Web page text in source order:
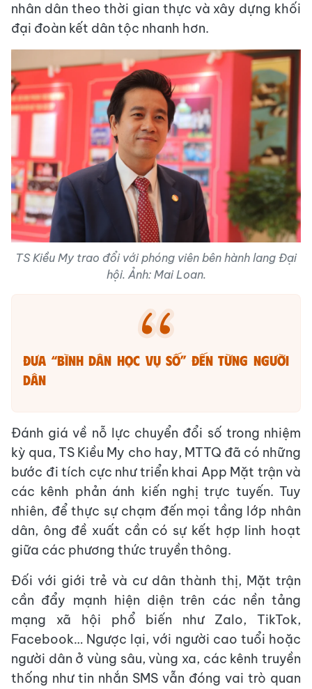
nhân dân theo thời gian thực và xây dựng khối
đại đoàn kết dân tộc nhanh hơn.
TS Kiều My trao đổi với phóng viên bên hành lang Đại
hội. Ảnh: Mai Loan.
Đưa “bình dân học vụ số” đến từng người
dân
Đánh giá về nỗ lực chuyển đổi số trong nhiệm
kỳ qua, TS Kiều My cho hay, MTTQ đã có những
bước đi tích cực như triển khai App Mặt trận và
các kênh phản ánh kiến nghị trực tuyến. Tuy
nhiên, để thực sự chạm đến mọi tầng lớp nhân
dân, ông đề xuất cần có sự kết hợp linh hoạt
giữa các phương thức truyền thông.
Đối với giới trẻ và cư dân thành thị, Mặt trận
cần đẩy mạnh hiện diện trên các nền tảng
mạng xã hội phổ biến như Zalo, TikTok,
Facebook… Ngược lại, với người cao tuổi hoặc
người dân ở vùng sâu, vùng xa, các kênh truyền
thống như tin nhắn SMS vẫn đóng vai trò quan